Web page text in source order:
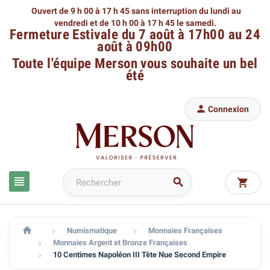
Ouvert de 9 h 00 à 17 h 45 sans interruption du lundi au
vendredi et de 10 h 00 à 17 h 45 le samedi.
Fermeture Estivale du 7 août à 17h00 au 24
août à 09h00
Toute l'équipe Mersonvous souhaite un bel
été
 
 Connexion

  Numismatique  Monnaies Françaises
 Monnaies Argent et Bronze Françaises
 10 Centimes Napoléon III Tête Nue Second Empire